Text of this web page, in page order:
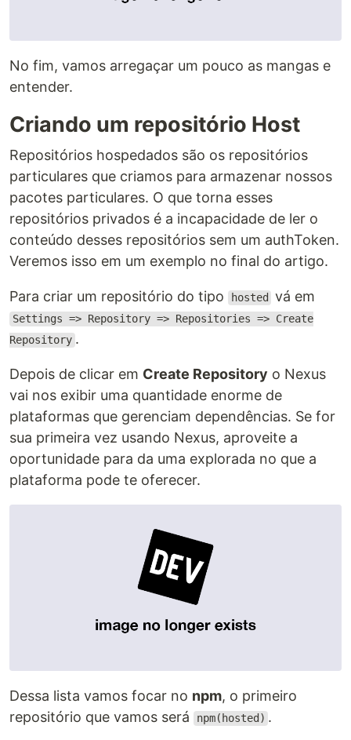
No fim, vamos arregaçar um pouco as mangas e
entender.
Criando um repositório Host
Repositórios hospedados são os repositórios
particulares que criamos para armazenar nossos
pacotes particulares. O que torna esses
repositórios privados é a incapacidade de ler o
conteúdo desses repositórios sem um authToken.
Veremos isso em um exemplo no final do artigo.
Para criar um repositório do tipo hosted vá em
Settings => Repository => Repositories => Create
Repository .
Depois de clicar em Create Repository o Nexus
vai nos exibir uma quantidade enorme de
plataformas que gerenciam dependências. Se for
sua primeira vez usando Nexus, aproveite a
oportunidade para da uma explorada no que a
plataforma pode te oferecer.
Dessa lista vamos focar no npm, o primeiro
repositório que vamos será
npm(hosted) .